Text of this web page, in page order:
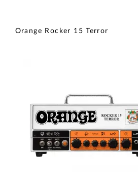
Añadir a wishlist
Orange Rocker 15 Terror